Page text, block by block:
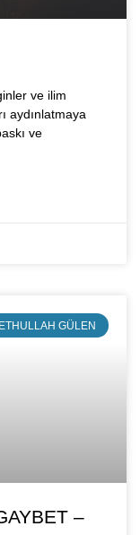
ve ilim
aydınlatmaya
ve
GÜLEN
–